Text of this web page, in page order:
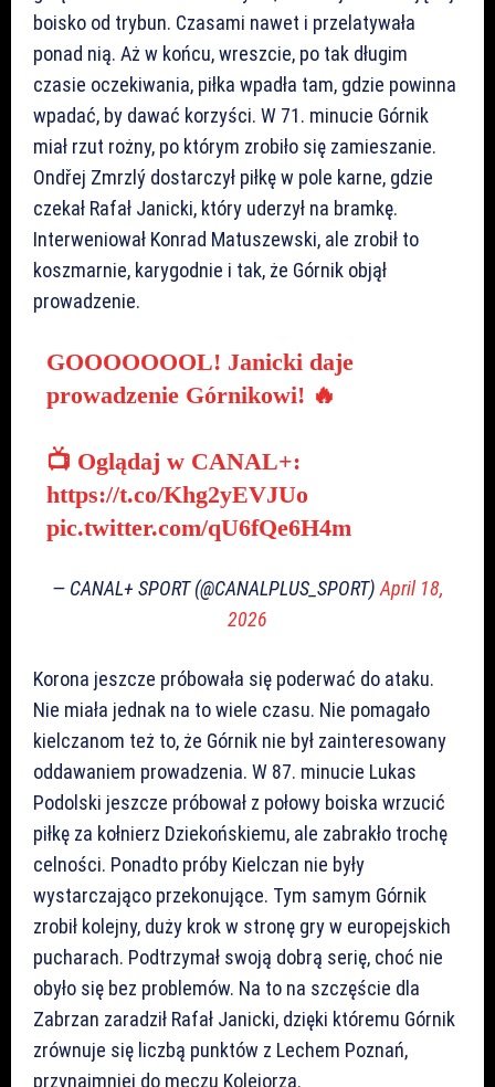
boisko od trybun. Czasami nawet i przelatywała
ponad nią. Aż w końcu, wreszcie, po tak długim
czasie oczekiwania, piłka wpadła tam, gdzie powinna
wpadać, by dawać korzyści. W 71. minucie Górnik
miał rzut rożny, po którym zrobiło się zamieszanie.
Ondřej Zmrzlý dostarczył piłkę w pole karne, gdzie
czekał Rafał Janicki, który uderzył na bramkę.
Interweniował Konrad Matuszewski, ale zrobił to
koszmarnie, karygodnie i tak, że Górnik objął
prowadzenie.
GOOOOOOOL! Janicki daje
prowadzenie Górnikowi! 🔥
📺 Oglądaj w CANAL+:
https://t.co/Khg2yEVJUo
pic.twitter.com/qU6fQe6H4m
— CANAL+ SPORT (@CANALPLUS_SPORT) April 18,
2026
Korona jeszcze próbowała się poderwać do ataku.
Nie miała jednak na to wiele czasu. Nie pomagało
kielczanom też to, że Górnik nie był zainteresowany
oddawaniem prowadzenia. W 87. minucie Lukas
Podolski jeszcze próbował z połowy boiska wrzucić
piłkę za kołnierz Dziekońskiemu, ale zabrakło trochę
celności. Ponadto próby Kielczan nie były
wystarczająco przekonujące. Tym samym Górnik
zrobił kolejny, duży krok w stronę gry w europejskich
pucharach. Podtrzymał swoją dobrą serię, choć nie
obyło się bez problemów. Na to na szczęście dla
Zabrzan zaradził Rafał Janicki, dzięki któremu Górnik
zrównuje się liczbą punktów z Lechem Poznań,
przynajmniej do meczu Kolejorza.